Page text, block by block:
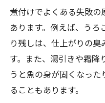
煮付けでよくある失敗の
あります。例えば、う
り残しは、仕上がりの
す。また、湯引きや霜
うと魚の身が固くなっ
ることもあります。